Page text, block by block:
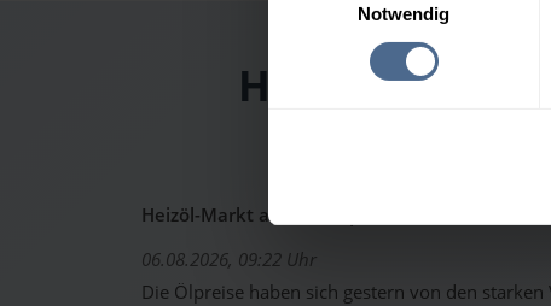
Notwendig
Heizölpreis-
Heizöl-Markt aktuell: Ölpreise erholen sich -
06.08.2026, 09:22 Uhr
Die Ölpreise haben sich gestern von den